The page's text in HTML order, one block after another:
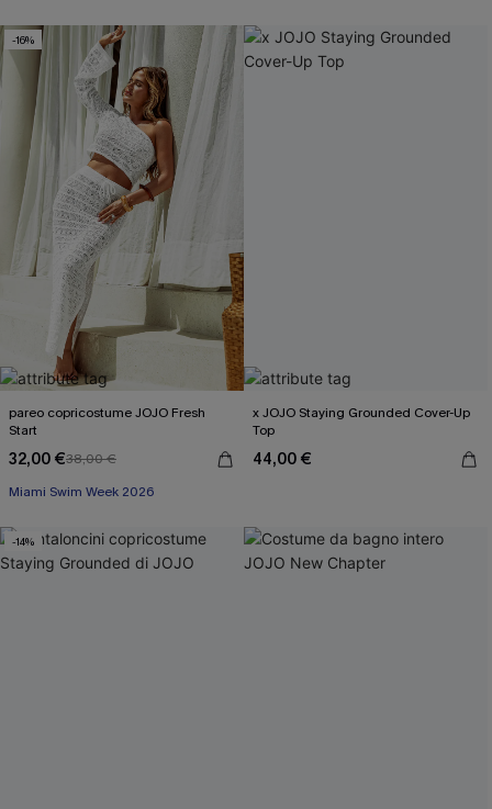
-16%
pareo copricostume JOJO Fresh
Start
32,00 €38,00 €
Miami Swim Week 2026
x JOJO Staying Grounded Cover-Up
Top
44,00 €
-14%